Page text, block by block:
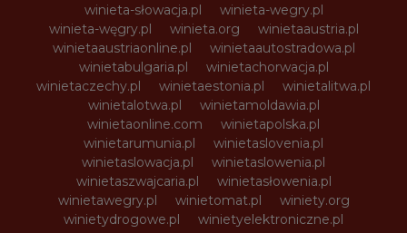
winieta-słowacja.pl
winieta-wegry.pl
winieta-węgry.pl
winieta.org
winietaaustria.pl
winietaaustriaonline.pl
winietaautostradowa.pl
winietabulgaria.pl
winietachorwacja.pl
winietaczechy.pl
winietaestonia.pl
winietalitwa.pl
winietalotwa.pl
winietamoldawia.pl
winietaonline.com
winietapolska.pl
winietarumunia.pl
winietaslovenia.pl
winietaslowacja.pl
winietaslowenia.pl
winietaszwajcaria.pl
winietasłowenia.pl
winietawegry.pl
winietomat.pl
winiety.org
winietydrogowe.pl
winietyelektroniczne.pl